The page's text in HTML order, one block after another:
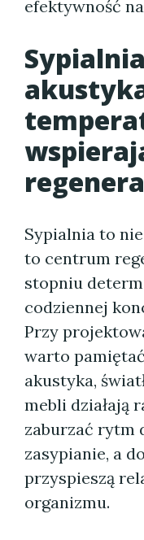
efektywność
Sypialnia to
to centrum
stopniu
codziennej
Przy
warto
akustyka,
mebli działają
zaburzać rytm
zasypianie, a
przyspieszą
organizmu.